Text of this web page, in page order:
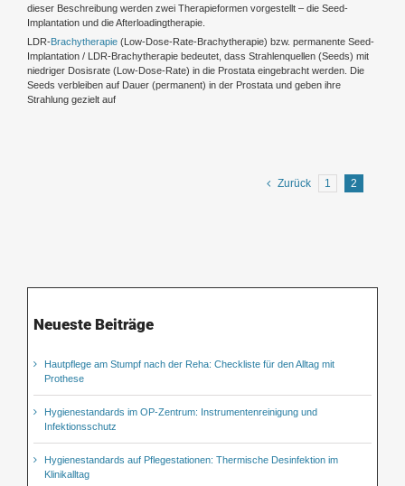
dieser Beschreibung werden zwei Therapieformen vorgestellt – die Seed-
Implantation und die Afterloadingtherapie.
LDR-Brachytherapie (Low-Dose-Rate-Brachytherapie) bzw. permanente Seed-
Implantation / LDR-Brachytherapie bedeutet, dass Strahlenquellen (Seeds) mit
niedriger Dosisrate (Low-Dose-Rate) in die Prostata eingebracht werden. Die
Seeds verbleiben auf Dauer (permanent) in der Prostata und geben ihre
Strahlung gezielt auf
Zurück 1 2
Neueste Beiträge
Hautpflege am Stumpf nach der Reha: Checkliste für den Alltag mit
Prothese
Hygienestandards im OP-Zentrum: Instrumentenreinigung und
Infektionsschutz
Hygienestandards auf Pflegestationen: Thermische Desinfektion im
Klinikalltag